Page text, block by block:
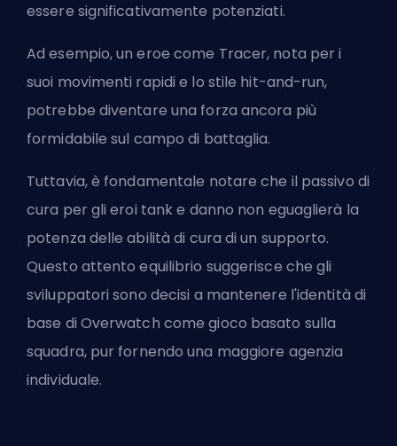
essere significativamente potenziati.
Ad esempio, un eroe come Tracer, nota per i
suoi movimenti rapidi e lo stile hit-and-run,
potrebbe diventare una forza ancora più
formidabile sul campo di battaglia.
Tuttavia, è fondamentale notare che il passivo di
cura per gli eroi tank e danno non eguaglierà la
potenza delle abilità di cura di un supporto.
Questo attento equilibrio suggerisce che gli
sviluppatori sono decisi a mantenere l'identità di
base di Overwatch come gioco basato sulla
squadra, pur fornendo una maggiore agenzia
individuale.